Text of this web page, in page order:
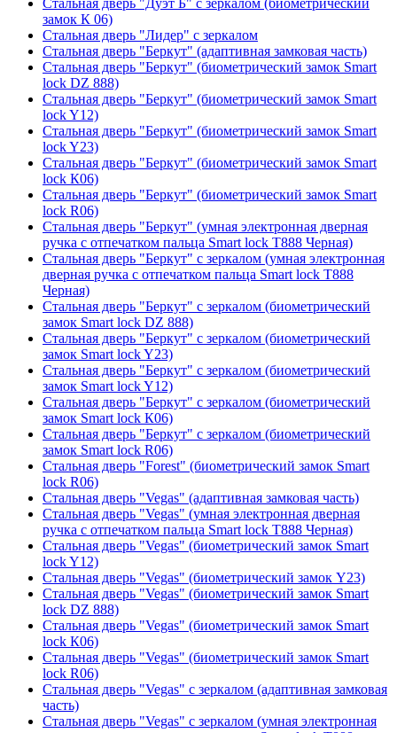
Стальная дверь "Дуэт Б" с зеркалом (биометрический
замок К 06)
Стальная дверь "Лидер" с зеркалом
Стальная дверь "Беркут" (адаптивная замковая часть)
Стальная дверь "Беркут" (биометрический замок Smart
lock DZ 888)
Стальная дверь "Беркут" (биометрический замок Smart
lock Y12)
Стальная дверь "Беркут" (биометрический замок Smart
lock Y23)
Стальная дверь "Беркут" (биометрический замок Smart
lock К06)
Стальная дверь "Беркут" (биометрический замок Smart
lock R06)
Стальная дверь "Беркут" (умная электронная дверная
ручка с отпечатком пальца Smart lock T888 Черная)
Стальная дверь "Беркут" с зеркалом (умная электронная
дверная ручка с отпечатком пальца Smart lock T888
Черная)
Стальная дверь "Беркут" с зеркалом (биометрический
замок Smart lock DZ 888)
Стальная дверь "Беркут" с зеркалом (биометрический
замок Smart lock Y23)
Стальная дверь "Беркут" с зеркалом (биометрический
замок Smart lock Y12)
Стальная дверь "Беркут" с зеркалом (биометрический
замок Smart lock К06)
Стальная дверь "Беркут" с зеркалом (биометрический
замок Smart lock R06)
Стальная дверь "Forest" (биометрический замок Smart
lock R06)
Стальная дверь "Vegas" (адаптивная замковая часть)
Стальная дверь "Vegas" (умная электронная дверная
ручка с отпечатком пальца Smart lock T888 Черная)
Стальная дверь "Vegas" (биометрический замок Smart
lock Y12)
Стальная дверь "Vegas" (биометрический замок Y23)
Стальная дверь "Vegas" (биометрический замок Smart
lock DZ 888)
Стальная дверь "Vegas" (биометрический замок Smart
lock К06)
Стальная дверь "Vegas" (биометрический замок Smart
lock R06)
Стальная дверь "Vegas" с зеркалом (адаптивная замковая
часть)
Стальная дверь "Vegas" с зеркалом (умная электронная